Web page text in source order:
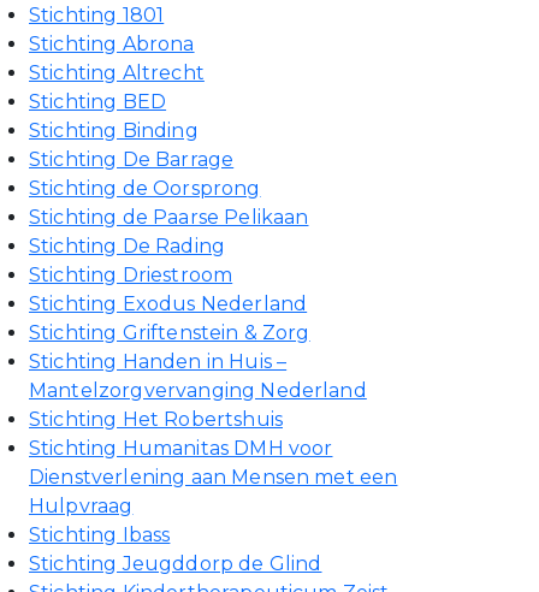
Stichting 1801
Stichting Abrona
Stichting Altrecht
Stichting BED
Stichting Binding
Stichting De Barrage
Stichting de Oorsprong
Stichting de Paarse Pelikaan
Stichting De Rading
Stichting Driestroom
Stichting Exodus Nederland
Stichting Griftenstein & Zorg
Stichting Handen in Huis –
Mantelzorgvervanging Nederland
Stichting Het Robertshuis
Stichting Humanitas DMH voor
Dienstverlening aan Mensen met een
Hulpvraag
Stichting Ibass
Stichting Jeugddorp de Glind